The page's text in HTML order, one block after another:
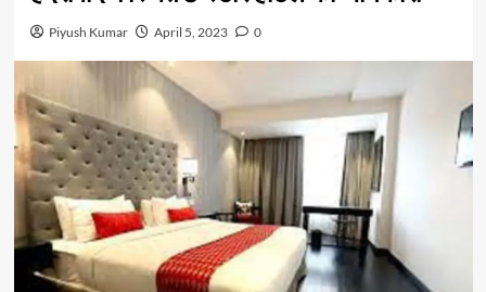
Piyush Kumar April 5, 2023 0